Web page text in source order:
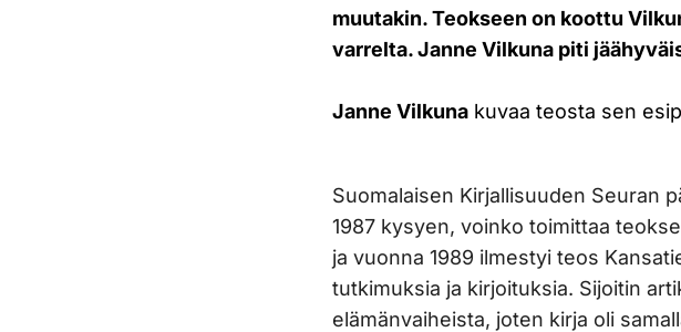
muutakin. Teokseen on koottu
varrelta. Janne Vilkuna piti
Janne Vilkuna kuvaa teosta sen
Suomalaisen Kirjallisuuden Seuran
1987 kysyen, voinko toimittaa
ja vuonna 1989 ilmestyi teos
tutkimuksia ja kirjoituksia. Sijoitin
elämänvaiheista, joten kirja oli